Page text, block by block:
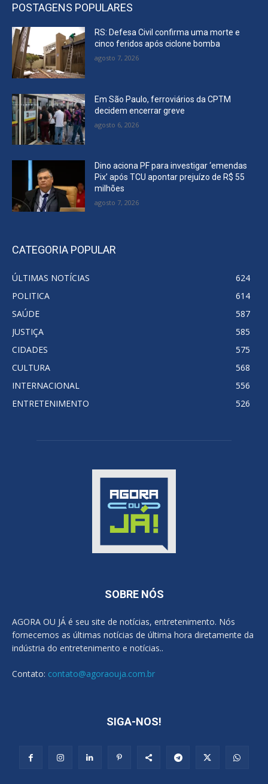
POSTAGENS POPULARES
RS: Defesa Civil confirma uma morte e
cinco feridos após ciclone bomba
agosto 7, 2026
Em São Paulo, ferroviários da CPTM
decidem encerrar greve
agosto 6, 2026
Dino aciona PF para investigar ‘emendas
Pix’ após TCU apontar prejuízo de R$ 55
milhões
agosto 7, 2026
CATEGORIA POPULAR
ÚLTIMAS NOTÍCIAS
624
POLITICA
614
SAÚDE
587
JUSTIÇA
585
CIDADES
575
CULTURA
568
INTERNACIONAL
556
ENTRETENIMENTO
526
SOBRE NÓS
AGORA OU JÁ é seu site de notícias, entretenimento. Nós
fornecemos as últimas notícias de última hora diretamente da
indústria do entretenimento e notícias..
Contato: contato@agoraouja.com.br
SIGA-NOS!